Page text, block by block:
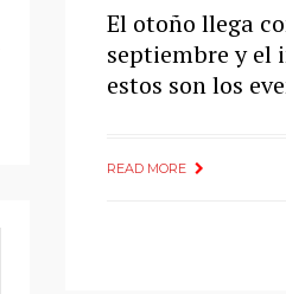
El otoño llega
septiembre y el
estos son los
READ MORE